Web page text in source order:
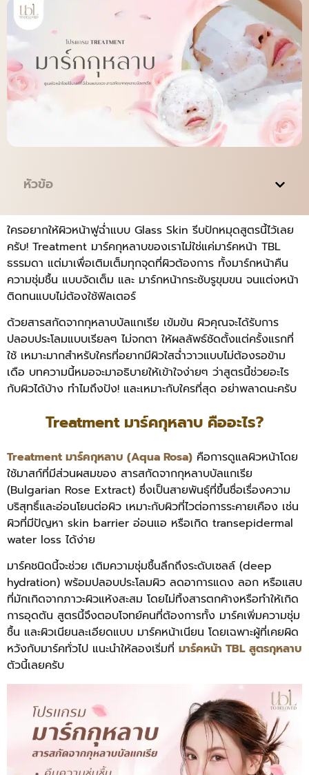
หัวข้อ
ใครอยากให้ผิวหน้าฟูฉ่ำแบบ Glass Skin รีบปักหมุดสูตรนี้ไว้เลย
ครับ! Treatment มาร์คกุหลาบของเราไม่ใช่แค่มาร์คหน้า TBL
ธรรมดา แต่มาเพื่อเติมเต็มทุกจุดที่ผิวต้องการ ทั้งมาร์กหน้าคืน
ความชุ่มชื้น แบบจัดเต็ม และ มาร์กหน้ากระชับรูขุมขน จนแต่งหน้า
ติดทนแบบไม่ต้องใช้ฟิลเตอร์
ด้วยสารสกัดจากกุหลาบบัลแกเรีย เข้มข้น ผิวคุณจะได้รับการ
ปลอบประโลมแบบเรียลๆ ไม่จกตา ให้ผลลัพธ์ชัดตั้งแต่ครั้งแรกที่
ใช้ เหมาะมากสำหรับใครที่อยากมีผิวใสฉ่ำวาวแบบไม่ต้องรอข้าม
เดือ บทความนี้หมอจะมาอธิบายให้เข้าใจง่ายๆ ว่าสูตรนี้ช่วยอะไร
กับผิวได้บ้าง ทำไมถึงปัง! และเหมาะกับใครที่สุด อย่าพลาดนะครับ
Treatment มาร์คกุหลาบ คืออะไร?
Treatment มาร์คกุหลาบ (Aqua Rosa) คือการดูแลผิวหน้าโดย
ใช้มาสก์ที่มีส่วนผสมของ สารสกัดจากกุหลาบบัลแกเรีย
(Bulgarian Rose Extract) ซึ่งเป็นสายพันธุ์ที่ขึ้นชื่อเรื่องความ
บริสุทธิ์และอ่อนโยนต่อผิว เหมาะกับผิวที่ไวต่อการระคายเคือง เช่น
ผิวที่มีปัญหา skin barrier อ่อนแอ หรือเกิด transepidermal
water loss ได้ง่าย
มาร์คชนิดนี้จะช่วย เติมความชุ่มชื้นลึกถึงระดับเซลล์ (deep
hydration) พร้อมปลอบประโลมผิว ลดอาการแดง ลอก หรือแสบ
ที่มักเกิดจากภาวะผิวแห้งสะสม โดยไม่ทิ้งสารตกค้างหรือทำให้เกิด
การอุดตัน สูตรนี้จึงตอบโจทย์คนที่ต้องการทั้ง มาร์คเพิ่มความชุ่ม
ชื้น และผิวเนียนละเอียดแบบ มาร์คหน้าเนียน โดยเฉพาะผู้ที่เคยผิด
หวังกับมาร์คทั่วไป แนะนำให้ลองเริ่มที่ มาร์คหน้า TBL สูตรกุหลาบ
ตัวนี้เลยครับ